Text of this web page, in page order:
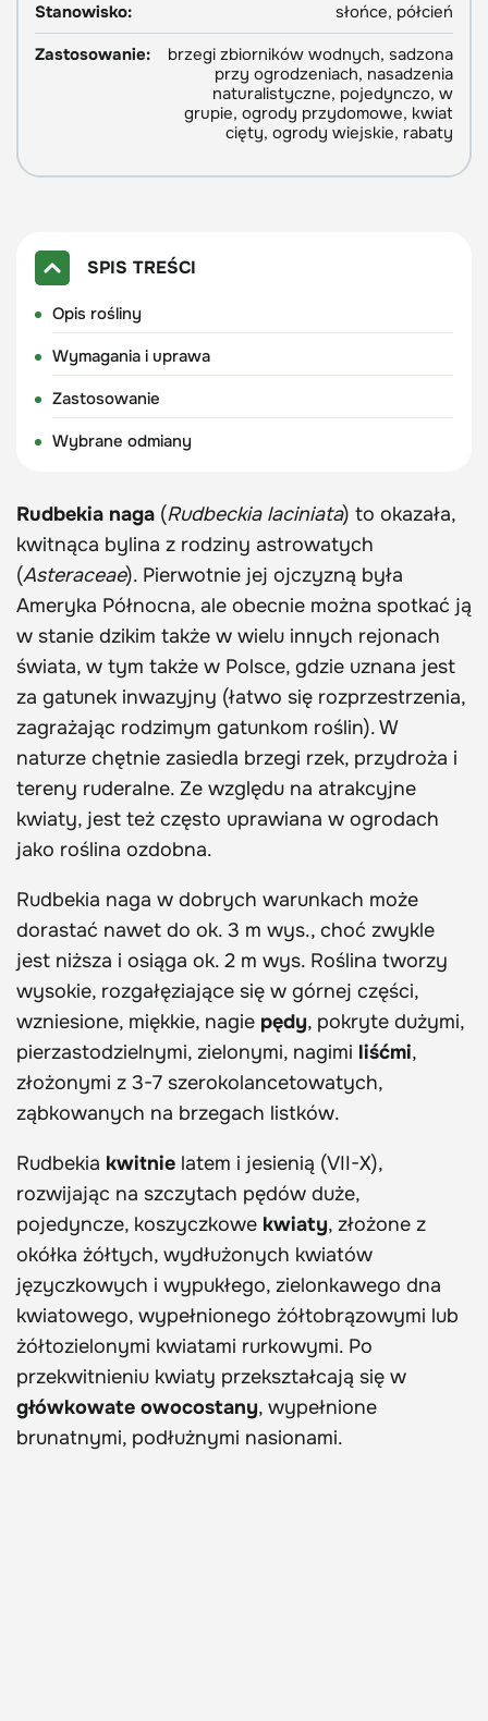
Stanowisko:
słońce, półcień
Zastosowanie:
brzegi zbiorników wodnych, sadzona
przy ogrodzeniach, nasadzenia
naturalistyczne, pojedynczo, w
grupie, ogrody przydomowe, kwiat
cięty, ogrody wiejskie, rabaty
SPIS TREŚCI
Opis rośliny
Wymagania i uprawa
Zastosowanie
Wybrane odmiany
Rudbekia naga (Rudbeckia laciniata) to okazała,
kwitnąca bylina z rodziny astrowatych
(Asteraceae). Pierwotnie jej ojczyzną była
Ameryka Północna, ale obecnie można spotkać ją
w stanie dzikim także w wielu innych rejonach
świata, w tym także w Polsce, gdzie uznana jest
za gatunek inwazyjny (łatwo się rozprzestrzenia,
zagrażając rodzimym gatunkom roślin). W
naturze chętnie zasiedla brzegi rzek, przydroża i
tereny ruderalne. Ze względu na atrakcyjne
kwiaty, jest też często uprawiana w ogrodach
jako roślina ozdobna.
Rudbekia naga w dobrych warunkach może
dorastać nawet do ok. 3 m wys., choć zwykle
jest niższa i osiąga ok. 2 m wys. Roślina tworzy
wysokie, rozgałęziające się w górnej części,
wzniesione, miękkie, nagie pędy, pokryte dużymi,
pierzastodzielnymi, zielonymi, nagimi liśćmi,
złożonymi z 3-7 szerokolancetowatych,
ząbkowanych na brzegach listków.
Rudbekia kwitnie latem i jesienią (VII-X),
rozwijając na szczytach pędów duże,
pojedyncze, koszyczkowe kwiaty, złożone z
okółka żółtych, wydłużonych kwiatów
języczkowych i wypukłego, zielonkawego dna
kwiatowego, wypełnionego żółtobrązowymi lub
żółtozielonymi kwiatami rurkowymi. Po
przekwitnieniu kwiaty przekształcają się w
główkowate owocostany, wypełnione
brunatnymi, podłużnymi nasionami.